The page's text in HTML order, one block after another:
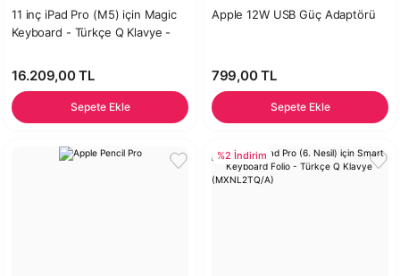
11 inç iPad Pro (M5) için Magic
Keyboard - Türkçe Q Klavye -
16.209,00 TL
Sepete Ekle
Apple 12W USB Güç Adaptörü
799,00 TL
Sepete Ekle
%2 İndirim